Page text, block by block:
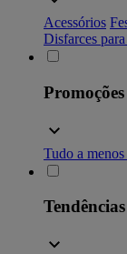
Acessórios
Disfarces
Tudo a